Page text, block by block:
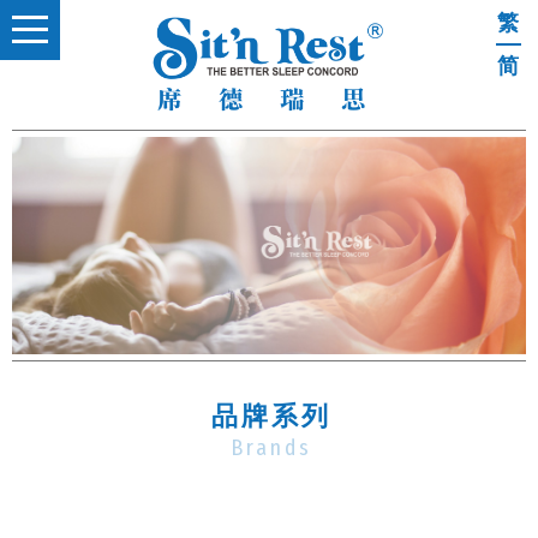
繁
简
品牌系列
Brands